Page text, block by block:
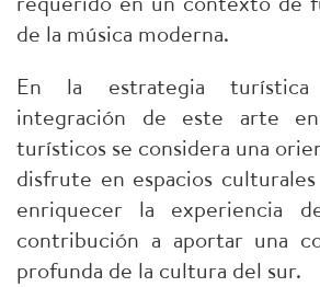
de la música moderna.
En la estrategia
integración de este arte
turísticos se considera una
disfrute en espacios
enriquecer la experiencia
contribución a aportar una
profunda de la cultura del sur.